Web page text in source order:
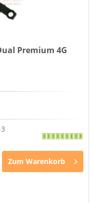
Premium 4G
Zum Warenkorb